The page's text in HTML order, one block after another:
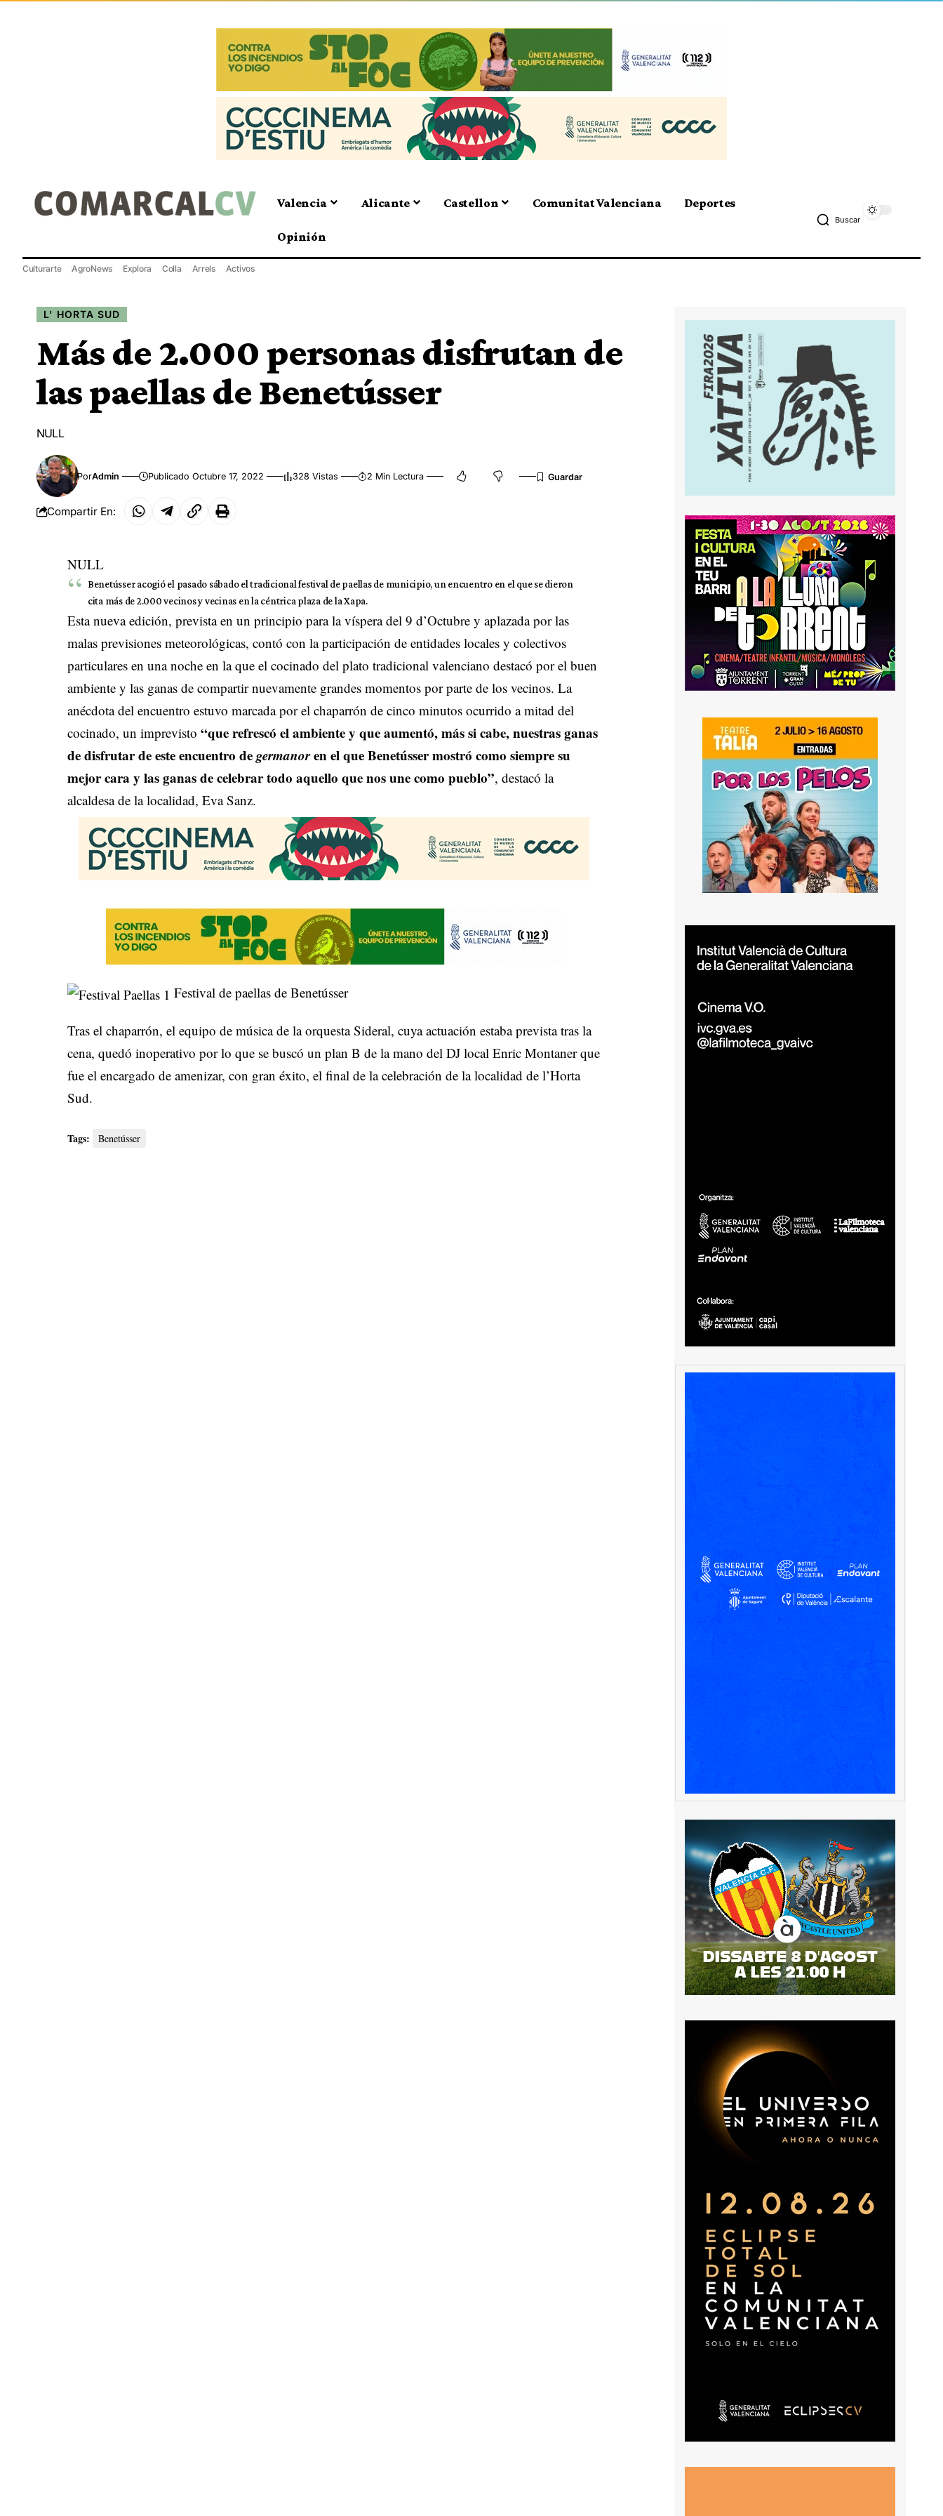
Valencia Alicante Castellon Comunitat Valenciana Deportes
Opinión
Buscar
Culturarte AgroNews Explora Colla Arrels Activos
L' HORTA SUD
Más de 2.000 personas disfrutan de
las paellas de Benetússer
NULL
PorAdmin Publicado Octubre 17, 2022 328 Vistas 2 Min Lectura
Compartir En:
NULL
Benetússer acogió el pasado sábado el tradicional festival de paellas de municipio, un encuentro en el que se dieron
cita más de 2.000 vecinos y vecinas en la céntrica plaza de la Xapa.
Esta nueva edición, prevista en un principio para la víspera del 9 d’Octubre y aplazada por las
malas previsiones meteorológicas, contó con la participación de entidades locales y colectivos
particulares en una noche en la que el cocinado del plato tradicional valenciano destacó por el buen
ambiente y las ganas de compartir nuevamente grandes momentos por parte de los vecinos. La
anécdota del encuentro estuvo marcada por el chaparrón de cinco minutos ocurrido a mitad del
cocinado, un imprevisto“que refrescó el ambiente y que aumentó, más si cabe, nuestras ganas
de disfrutar de este encuentro degermanoren el que Benetússer mostró como siempre su
mejor cara y las ganas de celebrar todo aquello que nos une como pueblo”, destacó la
alcaldesa de la localidad, Eva Sanz.
Festival de paellas de Benetússer
Tras el chaparrón, el equipo de música de la orquesta Sideral, cuya actuación estaba prevista tras la
cena, quedó inoperativo por lo que se buscó un plan B de la mano del DJ local Enric Montaner que
fue el encargado de amenizar, con gran éxito, el final de la celebración de la localidad de l’Horta
Sud.
Tags: Benetússer